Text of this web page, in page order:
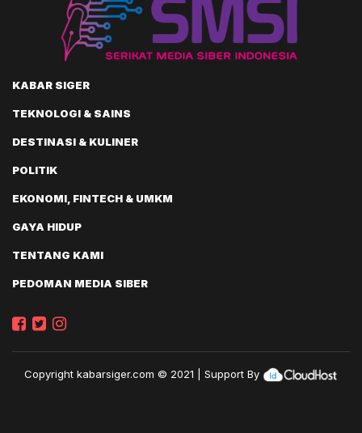
KABAR SIGER
TEKNOLOGI & SAINS
DESTINASI & KULINER
POLITIK
EKONOMI, FINTECH & UMKM
GAYA HIDUP
TENTANG KAMI
PEDOMAN MEDIA SIBER
Copyright kabarsiger.com © 2021 | Support By